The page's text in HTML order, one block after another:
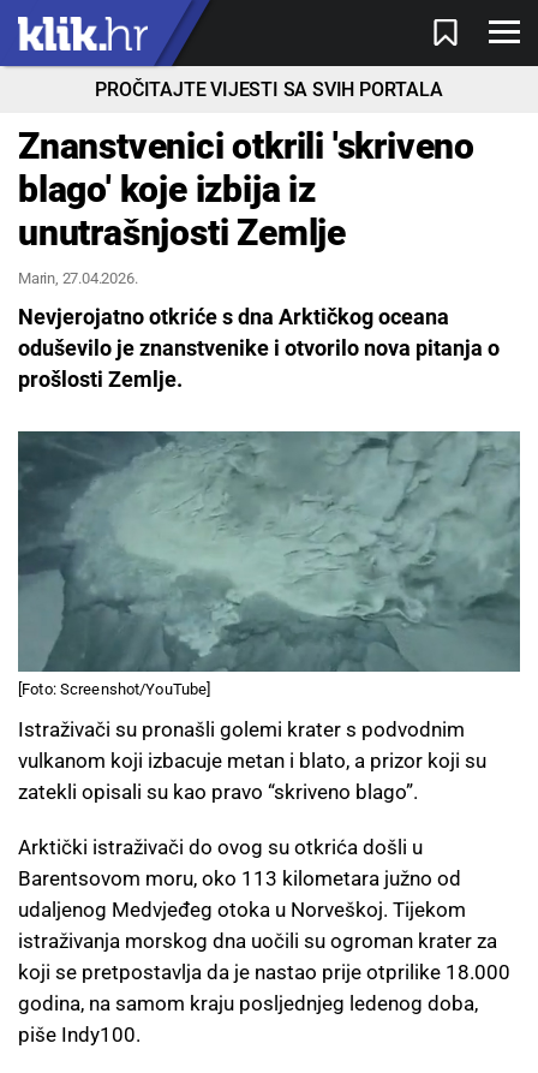
PROČITAJTE VIJESTI SA SVIH PORTALA
Znanstvenici otkrili 'skriveno
blago' koje izbija iz
unutrašnjosti Zemlje
Marin, 27.04.2026.
Nevjerojatno otkriće s dna Arktičkog oceana
oduševilo je znanstvenike i otvorilo nova pitanja o
prošlosti Zemlje.
[Foto: Screenshot/YouTube]
Istraživači su pronašli golemi krater s podvodnim
vulkanom koji izbacuje metan i blato, a prizor koji su
zatekli opisali su kao pravo “skriveno blago”.
Arktički istraživači do ovog su otkrića došli u
Barentsovom moru, oko 113 kilometara južno od
udaljenog Medvjeđeg otoka u Norveškoj. Tijekom
istraživanja morskog dna uočili su ogroman krater za
koji se pretpostavlja da je nastao prije otprilike 18.000
godina, na samom kraju posljednjeg ledenog doba,
piše Indy100.